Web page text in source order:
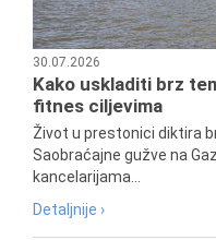
30.07.2026
Kako uskladiti brz
fitnes ciljevima
Život u prestonici diktira
Saobraćajne gužve na
kancelarijama...
Detaljnije ›